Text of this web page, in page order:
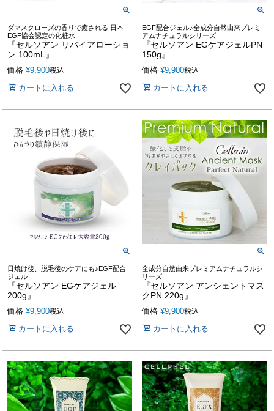
ダマスクローズの香りで癒される 日本
EGF協会認定の化粧水
『セルソアン リバイアローショ
ン 100mL』
価格 ¥9,900税込
カートに入れる
EGF配合ジェル♪全成分自然由来プレミ
アムナチュラルシリーズ
『セルソアン EGケアジェルPN
150g』
価格 ¥9,900税込
カートに入れる
日焼け後、脱毛後のケアにも♪EGF配合
ジェル
『セルソアン EGケアジェル
200g』
価格 ¥9,900税込
カートに入れる
全成分自然由来プレミアムナチュラルシ
リーズ
『セルソアン アンシェントマス
クPN 220g』
価格 ¥9,900税込
カートに入れる